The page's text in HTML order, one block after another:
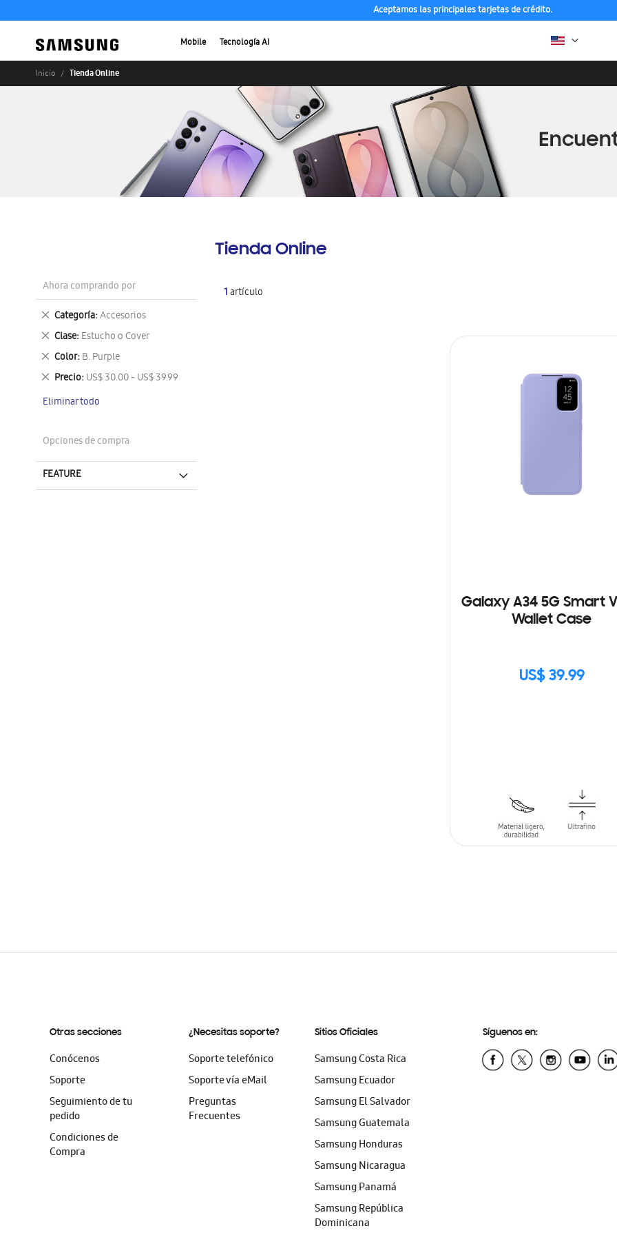
Aceptamos las principales tarjetas de crédito.
Mobile Tecnología AI
Inicio Tienda Online
Tienda Online
1artículo
Galaxy A34 5G Smart
Wallet Case
US$ 39.99
SIN
Ahora comprando por
Categoría Accesorios
Eliminar
este
artículo
Clase Estucho o Cover
Eliminar
este
artículo
Color B. Purple
Eliminar
este
artículo
Precio US$ 30.00 - US$ 39.99
Eliminar
artículo
Eliminar todo
Opciones de compra
FEATURE
Otras secciones
Conócenos
Soporte
Seguimiento de tu
pedido
Condiciones de
Compra
¿Necesitas soporte?
Soporte telefónico
Soporte vía eMail
Preguntas
Frecuentes
Sitios Oficiales
Samsung Costa Rica
Samsung Ecuador
Samsung El Salvador
Samsung Guatemala
Samsung Honduras
Samsung Nicaragua
Samsung Panamá
Samsung República
Dominicana
Síguenos en: